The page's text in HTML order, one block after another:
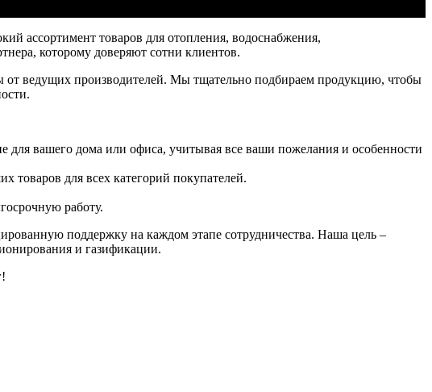
товаров для отопления, водоснабжения,
которому доверяют сотни клиентов.
от ведущих производителей. Мы тщательно подбираем продукцию, чтобы
вашего дома или офиса, учитывая все ваши пожелания и особенности
товаров для всех категорий покупателей.
работу.
поддержку на каждом этапе сотрудничества. Наша цель –
и газификации.